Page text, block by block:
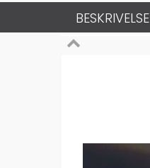
BESKRIVELSE